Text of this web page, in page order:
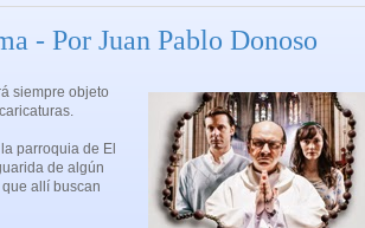
- Por Juan Pablo Donoso
siempre objeto
parroquia de El
de algún
allí buscan